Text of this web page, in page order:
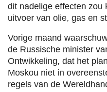
dit nadelige effecten zou
uitvoer van olie, gas en
Vorige maand
de Russische minister
Ontwikkeling, dat het
Moskou niet in
regels van de